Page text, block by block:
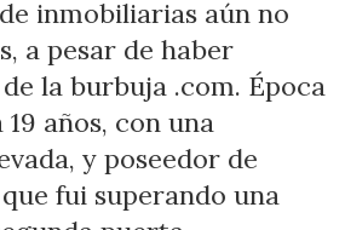
inmobiliarias aún no
a pesar de haber
la burbuja .com. Época
años, con una
y poseedor de
fui superando una